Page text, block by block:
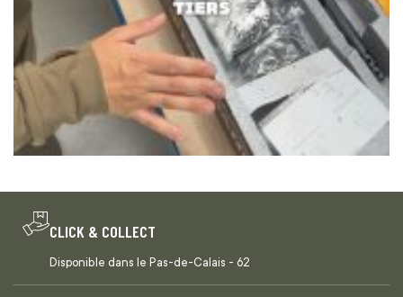
CLICK & COLLECT
Disponible dans le Pas-de-Calais - 62